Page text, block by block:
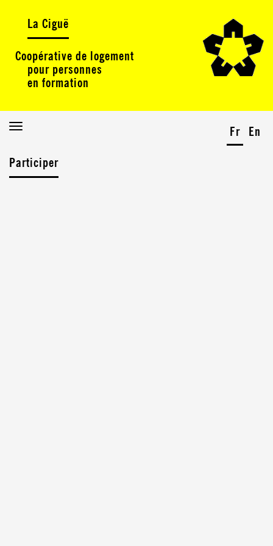
La Ciguë
Coopérative de logement
pour personnes
en formation
Toggle
Fr En
Participer